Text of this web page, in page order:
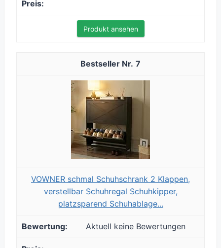
Produkt ansehen
7
VOWNER schmal Schuhschrank 2 Klappen,
verstellbar Schuhregal Schuhkipper,
platzsparend Schuhablage...
Aktuell keine Bewertungen